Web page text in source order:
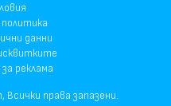
данни
реклама
права запазени.